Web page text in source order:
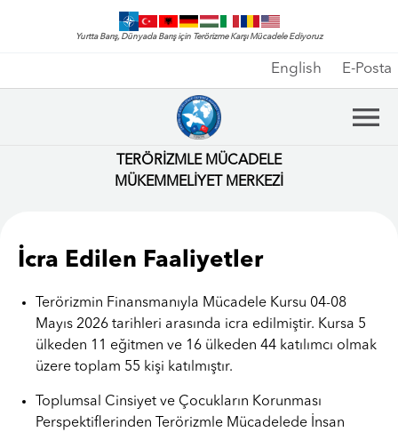
English E-Posta
Yurtta Barış, Dünyada Barış için Terörizme Karşı Mücadele Ediyoruz
TERÖRİZMLE MÜCADELE
MÜKEMMELİYET MERKEZİ
İcra Edilen Faaliyetler
Terörizmin Finansmanıyla Mücadele Kursu 04-08
Mayıs 2026 tarihleri arasında icra edilmiştir. Kursa 5
ülkeden 11 eğitmen ve 16 ülkeden 44 katılımcı olmak
üzere toplam 55 kişi katılmıştır.
Toplumsal Cinsiyet ve Çocukların Korunması
Perspektiflerinden Terörizmle Mücadelede İnsan